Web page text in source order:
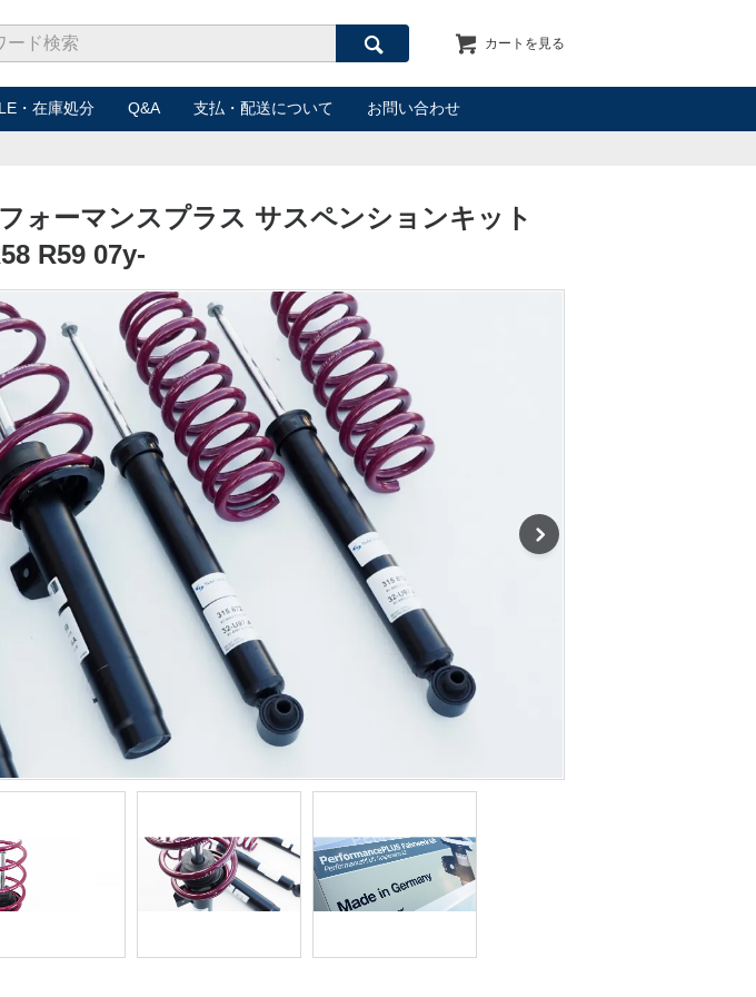
検索 カートを見る
・在庫処分 Q&A 支払・配送について お問い合わせ
ォーマンスプラス サスペンションキット
R59 07y-